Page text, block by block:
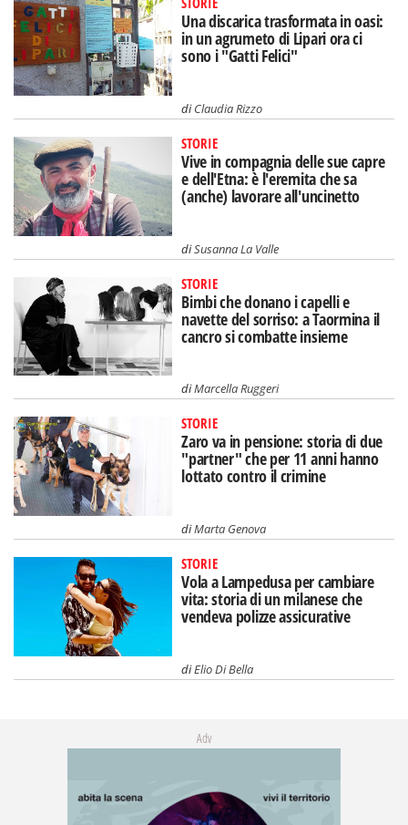
Una discarica trasformata in oasi:
in un agrumeto di Lipari ora ci
sono i "Gatti Felici"
diClaudia Rizzo
STORIE
Vive in compagnia delle sue capre
e dell'Etna: è l'eremita che sa
(anche) lavorare all'uncinetto
diSusanna La Valle
STORIE
Bimbi che donano i capelli e
navette del sorriso: a Taormina il
cancro si combatte insieme
diMarcella Ruggeri
STORIE
Zaro va in pensione: storia di due
"partner" che per 11 anni hanno
lottato contro il crimine
diMarta Genova
STORIE
Vola a Lampedusa per cambiare
vita: storia di un milanese che
vendeva polizze assicurative
diElio Di Bella
Adv